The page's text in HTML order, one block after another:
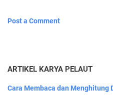
Post a Comment
ARTIKEL KARYA PELAUT
Cara Membaca dan Menghitung